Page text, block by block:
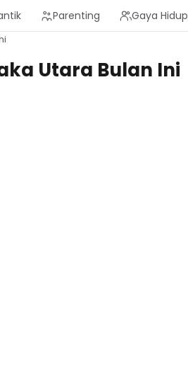
Parenting Gaya Hidup
Utara Bulan Ini